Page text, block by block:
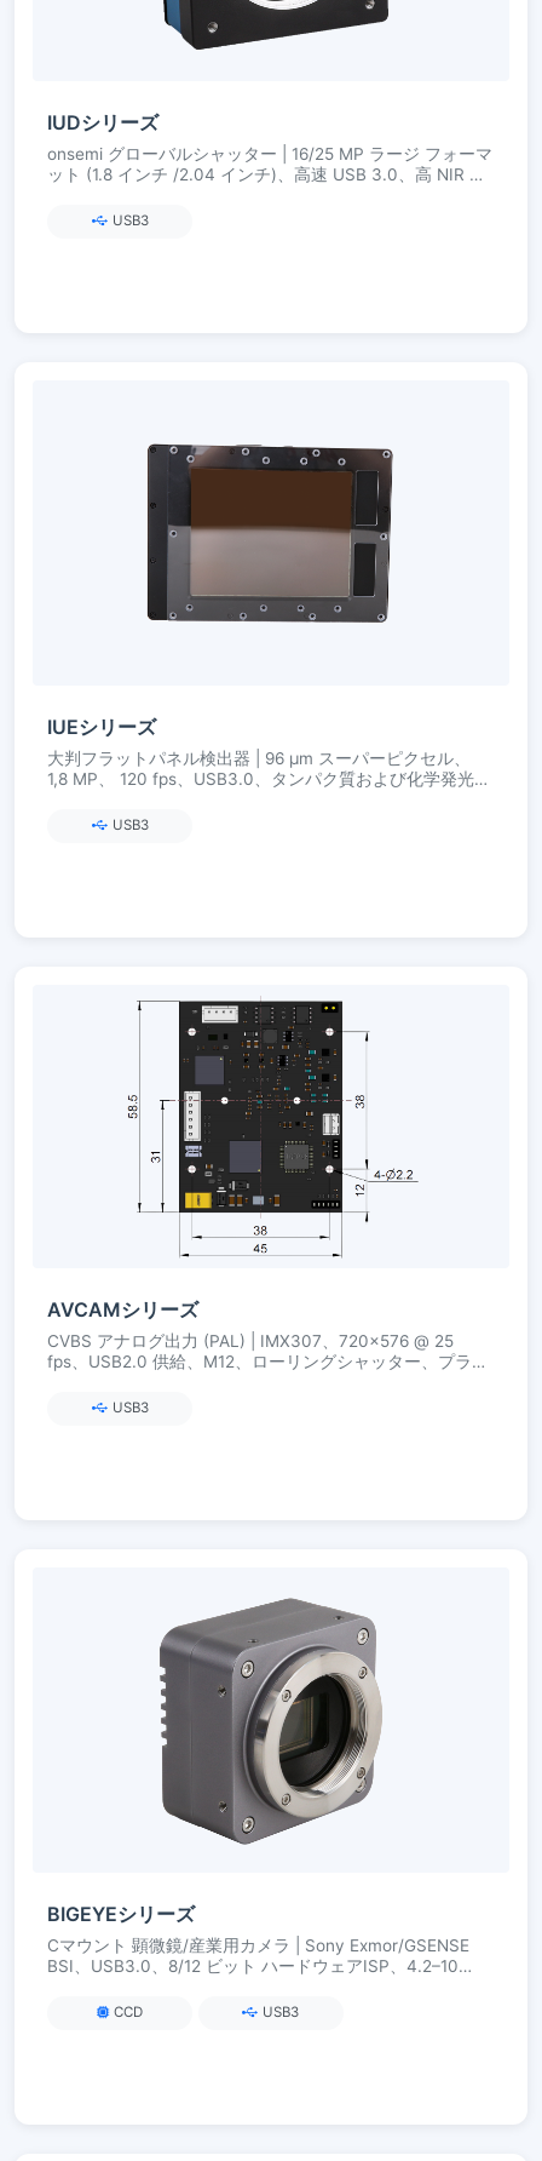
IUDシリーズ
onsemi グローバルシャッター | 16/25 MP ラージ フォーマ
ット (1.8 インチ /2.04 インチ)、高速 USB 3.0、高 NIR 感
USB3
IUEシリーズ
大判フラットパネル検出器 | 96 µm スーパーピクセル、
1,8 MP、 120 fps、USB3.0、タンパク質および化学発光検
USB3
AVCAMシリーズ
CVBS アナログ出力 (PAL) | IMX307、720×576 @ 25
fps、USB2.0 供給、M12、ローリングシャッター、プラグ
USB3
BIGEYEシリーズ
Cマウント 顕微鏡/産業用カメラ | Sony Exmor/GSENSE
BSI、USB3.0、8/12 ビット ハードウェアISP、4.2–10
CCD USB3